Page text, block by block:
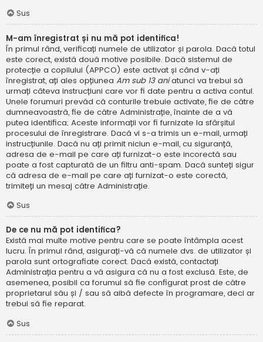
Sus
M-am înregistrat și nu mă pot identifica!
În primul rând, verificați numele de utilizator și parola. Dacă totul
este corect, există două motive posibile. Dacă sistemul de
protecție a copilului (APPCO) este activat și când v-ați
înregistrat, ați ales opțiunea Am sub 13 aniatunci va trebui să
urmați câteva instrucțiuni care vor fi date pentru a activa contul.
Unele forumuri prevăd că conturile trebuie activate, fie de către
dumneavoastră, fie de către Administrație, înainte de a vă
putea identifica; Aceste informații vor fi furnizate la sfârșitul
procesului de înregistrare. Dacă vi s-a trimis un e-mail, urmați
instrucțiunile. Dacă nu ați primit niciun e-mail, cu siguranță,
adresa de e-mail pe care ați furnizat-o este incorectă sau
poate a fost capturată de un filtru anti-spam. Dacă sunteți sigur
că adresa de e-mail pe care ați furnizat-o este corectă,
trimiteți un mesaj către Administrație.
Sus
De ce nu mă pot identifica?
Există mai multe motive pentru care se poate întâmpla acest
lucru. În primul rând, asigurați-vă că numele dvs. de utilizator și
parola sunt ortografiate corect. Dacă există, contactați
Administrația pentru a vă asigura că nu a fost exclusă. Este, de
asemenea, posibil ca forumul să fie configurat prost de către
proprietarul său și / sau să aibă defecte în programare, deci ar
trebui să fie reparat.
Sus